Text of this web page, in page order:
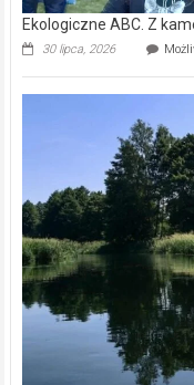
Ekologiczne ABC. Z
30 lipca, 2026